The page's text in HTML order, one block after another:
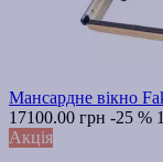
Мансардне вікно
17100.00 грн -25 %
Акція